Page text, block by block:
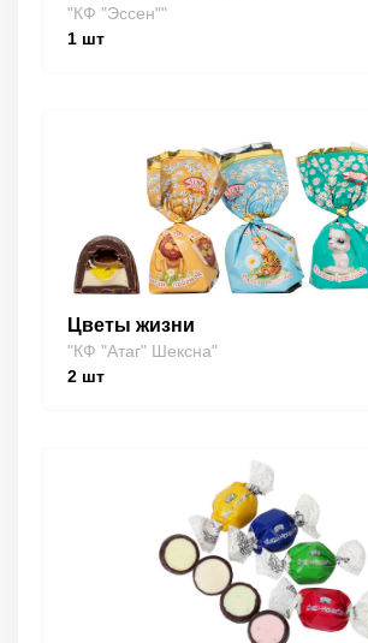
"КФ "Эссен""
1 шт
Цветы жизни
"КФ "Атаг" Шексна"
2 шт